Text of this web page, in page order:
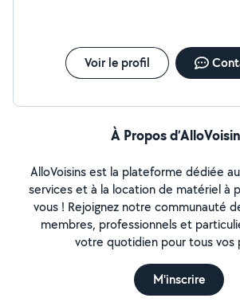
Voir le profil
À Propos
AlloVoisins est la plateforme dédiée
services et à la location de matériel à
vous ! Rejoignez notre communauté
membres, professionnels et
votre quotidien pour tous vos
M'inscrire